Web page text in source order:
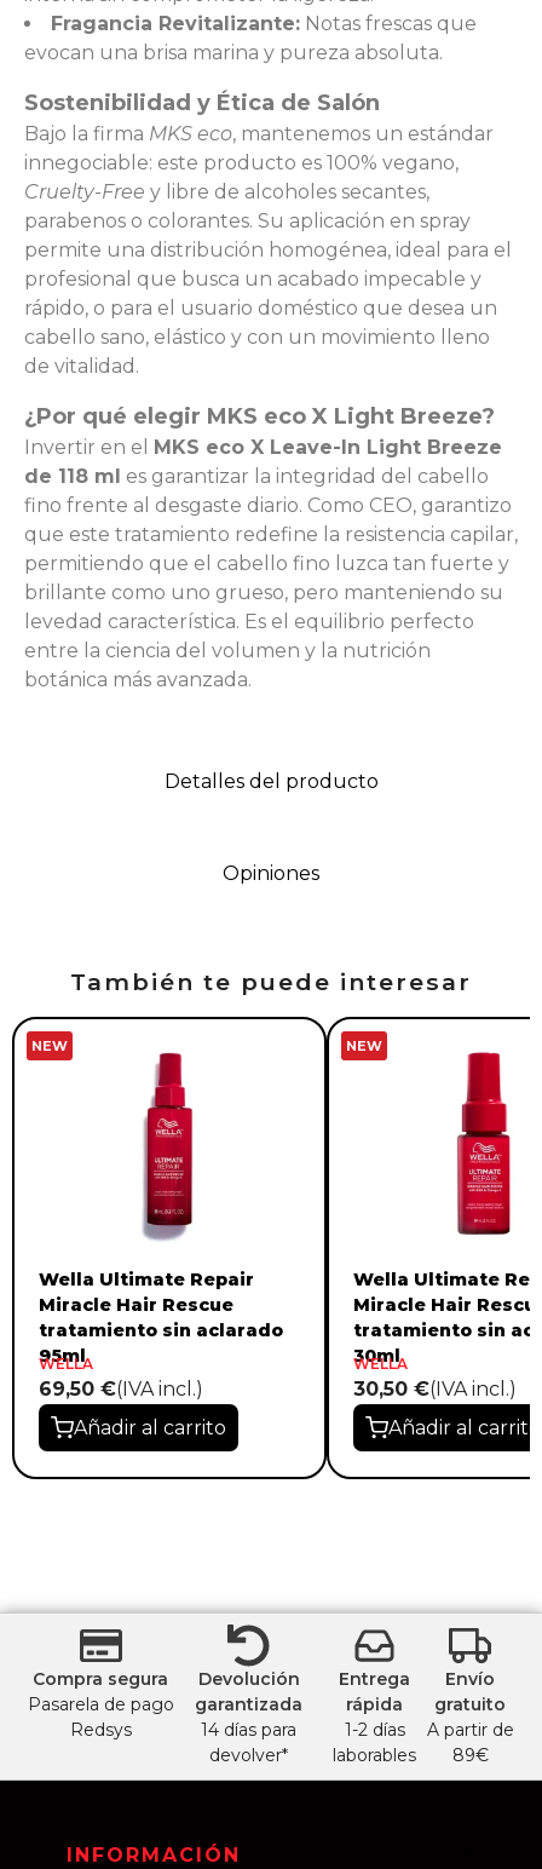
Detalles del producto
Opiniones
Fragancia Revitalizante: Notas frescas que
evocan una brisa marina y pureza absoluta.
Sostenibilidad y Ética de Salón
Bajo la firma MKS eco, mantenemos un estándar
innegociable: este producto es 100% vegano,
Cruelty-Free y libre de alcoholes secantes,
parabenos o colorantes. Su aplicación en spray
permite una distribución homogénea, ideal para el
profesional que busca un acabado impecable y
rápido, o para el usuario doméstico que desea un
cabello sano, elástico y con un movimiento lleno
de vitalidad.
¿Por qué elegir MKS eco X Light Breeze?
Invertir en el
MKS eco X Leave-In Light Breeze
de 118 ml es garantizar la integridad del cabello
fino frente al desgaste diario. Como CEO, garantizo
que este tratamiento redefine la resistencia capilar,
permitiendo que el cabello fino luzca tan fuerte y
brillante como uno grueso, pero manteniendo su
levedad característica. Es el equilibrio perfecto
entre la ciencia del volumen y la nutrición
botánica más avanzada.
También te puede interesar
NEW
Wella Ultimate Repair
Miracle Hair Rescue
tratamiento sin aclarado
95ml
WELLA
69,50 €(IVA incl.)
Añadir al carrito
NEW
Wella Ultimate
Miracle Hair
tratamiento sin
30ml
WELLA
30,50 €(IVA incl.)
Añadir al carrito
Compra segura
Pasarela de pago
Redsys
Devolución
garantizada
14 días para
devolver*
Entrega
rápida
1-2 días
laborables
Envío
gratuito
A partir de
89€
INFORMACIÓN